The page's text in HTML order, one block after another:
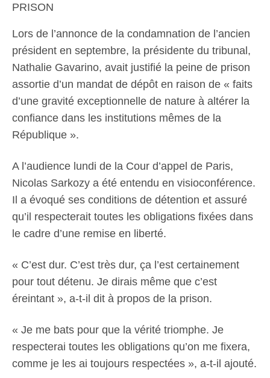
PRISON
Lors de l’annonce de la condamnation de l’ancien
président en septembre, la présidente du tribunal,
Nathalie Gavarino, avait justifié la peine de prison
assortie d’un mandat de dépôt en raison de « faits
d’une gravité exceptionnelle de nature à altérer la
confiance dans les institutions mêmes de la
République ».
A l’audience lundi de la Cour d’appel de Paris,
Nicolas Sarkozy a été entendu en visioconférence.
Il a évoqué ses conditions de détention et assuré
qu’il respecterait toutes les obligations fixées dans
le cadre d’une remise en liberté.
« C’est dur. C’est très dur, ça l’est certainement
pour tout détenu. Je dirais même que c’est
éreintant », a-t-il dit à propos de la prison.
« Je me bats pour que la vérité triomphe. Je
respecterai toutes les obligations qu’on me fixera,
comme je les ai toujours respectées », a-t-il ajouté.